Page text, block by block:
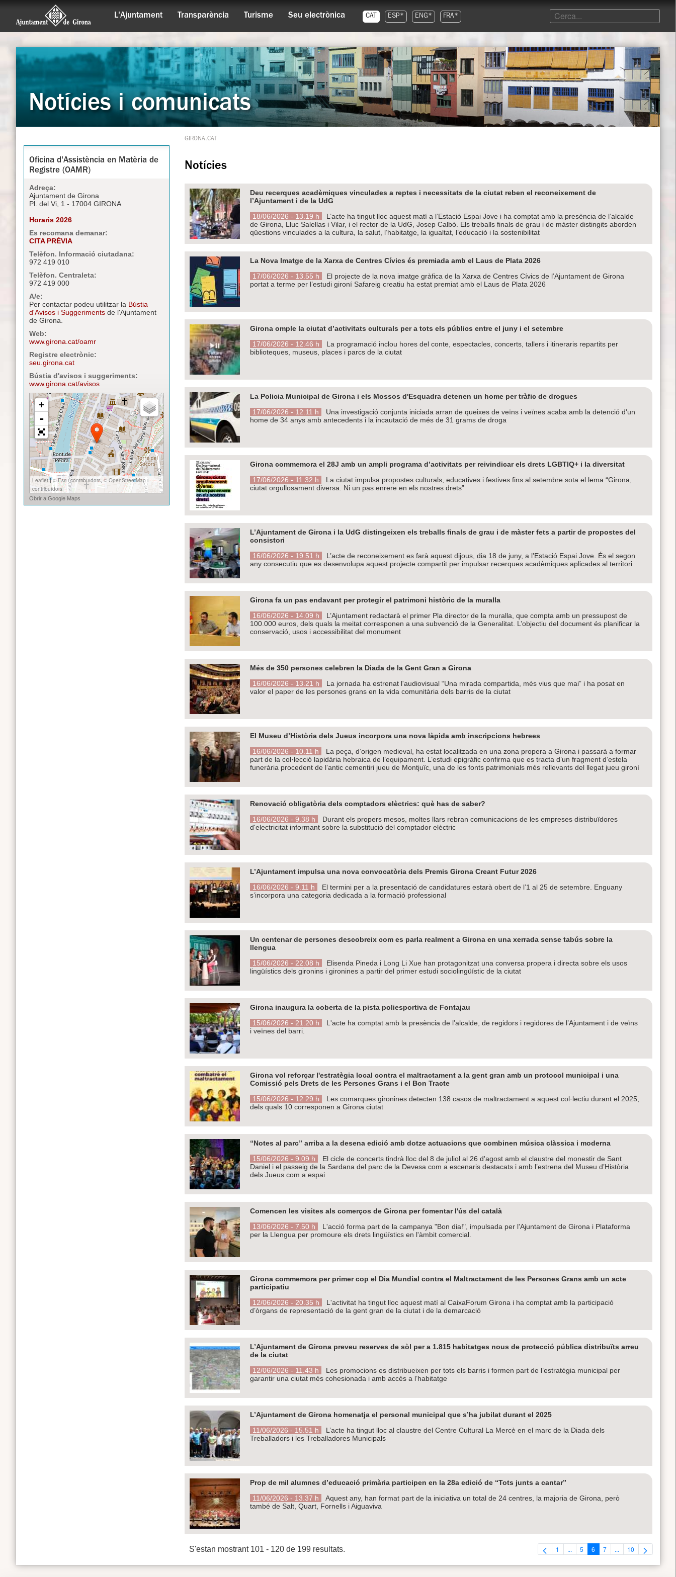
L'Ajuntament Transparència Turisme Seu electrònica CAT ESP* ENG* FRA*
Notícies i comunicats
Oficina d'Assistència en Matèria de
Registre (OAMR)
Adreça:
Ajuntament de Girona
Pl. del Vi, 1 - 17004 GIRONA
Horaris 2026
Es recomana demanar:
CITA PRÈVIA
Telèfon. Informació ciutadana:
972 419 010
Telèfon. Centraleta:
972 419 000
A/e:
Per contactar podeu utilitzar la Bústia
d'Avisos i Suggeriments de l'Ajuntament
de Girona.
Web:
www.girona.cat/oamr
Registre electrònic:
seu.girona.cat
Bústia d'avisos i suggeriments:
www.girona.cat/avisos
GIRONA.CAT
Notícies
Deu recerques acadèmiques vinculades a reptes i necessitats de la ciutat reben el reconeixement de
l’Ajuntament i de la UdG
18/06/2026 - 13.19 h
L’acte ha tingut lloc aquest matí a l’Estació Espai Jove i ha comptat amb la presència de l’alcalde
de Girona, Lluc Salellas i Vilar, i el rector de la UdG, Josep Calbó. Els treballs finals de grau i de màster distingits aborden
qüestions vinculades a la cultura, la salut, l’habitatge, la igualtat, l’educació i la sostenibilitat
La Nova Imatge de la Xarxa de Centres Cívics és premiada amb el Laus de Plata 2026
17/06/2026 - 13.55 h
El projecte de la nova imatge gràfica de la Xarxa de Centres Cívics de l’Ajuntament de Girona
portat a terme per l’estudi gironí Safareig creatiu ha estat premiat amb el Laus de Plata 2026
Girona omple la ciutat d’activitats culturals per a tots els públics entre el juny i el setembre
17/06/2026 - 12.46 h
La programació inclou hores del conte, espectacles, concerts, tallers i itineraris repartits per
biblioteques, museus, places i parcs de la ciutat
La Policia Municipal de Girona i els Mossos d'Esquadra detenen un home per tràfic de drogues
17/06/2026 - 12.11 h
Una investigació conjunta iniciada arran de queixes de veïns i veïnes acaba amb la detenció d'un
home de 34 anys amb antecedents i la incautació de més de 31 grams de droga
Girona commemora el 28J amb un ampli programa d’activitats per reivindicar els drets LGBTIQ+ i la diversitat
17/06/2026 - 11.32 h
La ciutat impulsa propostes culturals, educatives i festives fins al setembre sota el lema “Girona,
ciutat orgullosament diversa. Ni un pas enrere en els nostres drets”
L’Ajuntament de Girona i la UdG distingeixen els treballs finals de grau i de màster fets a partir de propostes del
consistori
16/06/2026 - 19.51 h
L’acte de reconeixement es farà aquest dijous, dia 18 de juny, a l’Estació Espai Jove. És el segon
any consecutiu que es desenvolupa aquest projecte compartit per impulsar recerques acadèmiques aplicades al territori
Girona fa un pas endavant per protegir el patrimoni històric de la muralla
16/06/2026 - 14.09 h
L’Ajuntament redactarà el primer Pla director de la muralla, que compta amb un pressupost de
100.000 euros, dels quals la meitat corresponen a una subvenció de la Generalitat. L’objectiu del document és planificar la
conservació, usos i accessibilitat del monument
Més de 350 persones celebren la Diada de la Gent Gran a Girona
16/06/2026 - 13.21 h
La jornada ha estrenat l'audiovisual “Una mirada compartida, més vius que mai” i ha posat en
valor el paper de les persones grans en la vida comunitària dels barris de la ciutat
El Museu d’Història dels Jueus incorpora una nova làpida amb inscripcions hebrees
16/06/2026 - 10.11 h
La peça, d’origen medieval, ha estat localitzada en una zona propera a Girona i passarà a formar
part de la col·lecció lapidària hebraica de l’equipament. L’estudi epigràfic confirma que es tracta d’un fragment d’estela
funerària procedent de l’antic cementiri jueu de Montjuïc, una de les fonts patrimonials més rellevants del llegat jueu gironí
Renovació obligatòria dels comptadors elèctrics: què has de saber?
16/06/2026 - 9.38 h
Durant els propers mesos, moltes llars rebran comunicacions de les empreses distribuïdores
d'electricitat informant sobre la substitució del comptador elèctric
L’Ajuntament impulsa una nova convocatòria dels Premis Girona Creant Futur 2026
16/06/2026 - 9.11 h
El termini per a la presentació de candidatures estarà obert de l’1 al 25 de setembre. Enguany
s’incorpora una categoria dedicada a la formació professional
Un centenar de persones descobreix com es parla realment a Girona en una xerrada sense tabús sobre la
llengua
15/06/2026 - 22.08 h
Elisenda Pineda i Long Li Xue han protagonitzat una conversa propera i directa sobre els usos
lingüístics dels gironins i gironines a partir del primer estudi sociolingüístic de la ciutat
Girona inaugura la coberta de la pista poliesportiva de Fontajau
15/06/2026 - 21.20 h
L'acte ha comptat amb la presència de l’alcalde, de regidors i regidores de l’Ajuntament i de veïns
i veïnes del barri.
Girona vol reforçar l'estratègia local contra el maltractament a la gent gran amb un protocol municipal i una
Comissió pels Drets de les Persones Grans i el Bon Tracte
15/06/2026 - 12.29 h
Les comarques gironines detecten 138 casos de maltractament a aquest col·lectiu durant el 2025,
dels quals 10 corresponen a Girona ciutat
“Notes al parc” arriba a la desena edició amb dotze actuacions que combinen música clàssica i moderna
15/06/2026 - 9.09 h
El cicle de concerts tindrà lloc del 8 de juliol al 26 d'agost amb el claustre del monestir de Sant
Daniel i el passeig de la Sardana del parc de la Devesa com a escenaris destacats i amb l’estrena del Museu d’Història
dels Jueus com a espai
Comencen les visites als comerços de Girona per fomentar l'ús del català
13/06/2026 - 7.50 h
L'acció forma part de la campanya "Bon dia!", impulsada per l'Ajuntament de Girona i Plataforma
per la Llengua per promoure els drets lingüístics en l'àmbit comercial.
Girona commemora per primer cop el Dia Mundial contra el Maltractament de les Persones Grans amb un acte
participatiu
12/06/2026 - 20.35 h
L'activitat ha tingut lloc aquest matí al CaixaForum Girona i ha comptat amb la participació
d’òrgans de representació de la gent gran de la ciutat i de la demarcació
L’Ajuntament de Girona preveu reserves de sòl per a 1.815 habitatges nous de protecció pública distribuïts arreu
de la ciutat
12/06/2026 - 11.43 h
Les promocions es distribueixen per tots els barris i formen part de l’estratègia municipal per
garantir una ciutat més cohesionada i amb accés a l’habitatge
L’Ajuntament de Girona homenatja el personal municipal que s’ha jubilat durant el 2025
11/06/2026 - 15.51 h
L’acte ha tingut lloc al claustre del Centre Cultural La Mercè en el marc de la Diada dels
Treballadors i les Treballadores Municipals
Prop de mil alumnes d’educació primària participen en la 28a edició de “Tots junts a cantar”
11/06/2026 - 13.37 h
Aquest any, han format part de la iniciativa un total de 24 centres, la majoria de Girona, però
també de Salt, Quart, Fornells i Aiguaviva
S'estan mostrant 101 - 120 de 199 resultats. Pàgina
1 ...Pàgines intermèdies Utilitzeu TAB per
Pàgina
5 Pàgina
6 Pàgina
7 ...Pàgines intermèdies
Pàgina
10